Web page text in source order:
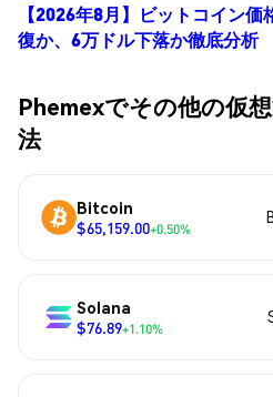
【2026年8月】ビットコイン
復か、6万ドル下落か徹底分析
Phemexでその他の仮
法
Bitcoin
$65,159.00+0.50%
Solana
$76.89+1.10%